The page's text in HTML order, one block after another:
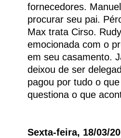
fornecedores.
procurar seu pai.
Max trata Cirso.
emocionada com o
em seu casamento.
deixou de ser
pagou por tudo o
questiona o que
Sexta-feira, 18/03/